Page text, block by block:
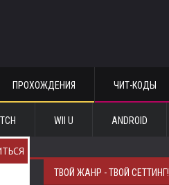
ПРОХОЖДЕНИЯ ЧИТ-КОДЫ
WII U ANDROID
ТВОЙ ЖАНР - ТВОЙ СЕТТИНГ!